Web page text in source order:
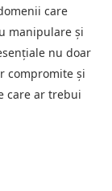
care
manipulare și
nu doar
compromite și
care ar trebui